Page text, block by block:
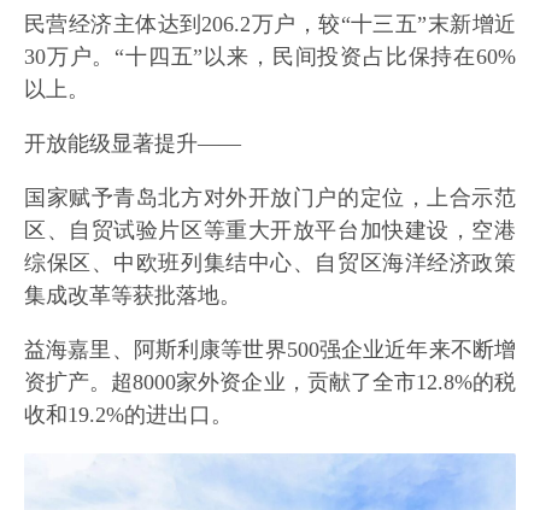
民营经济主体达到206.2万户，较“十三五”末新增近
30万户。“十四五”以来，民间投资占比保持在60%
以上。
开放能级显著提升——
国家赋予青岛北方对外开放门户的定位，上合示范
区、自贸试验片区等重大开放平台加快建设，空港
综保区、中欧班列集结中心、自贸区海洋经济政策
集成改革等获批落地。
益海嘉里、阿斯利康等世界500强企业近年来不断增
资扩产。超8000家外资企业，贡献了全市12.8%的税
收和19.2%的进出口。